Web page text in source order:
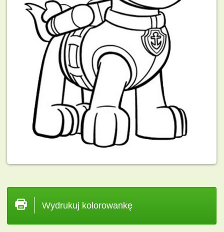
Wydrukuj kolorowankę